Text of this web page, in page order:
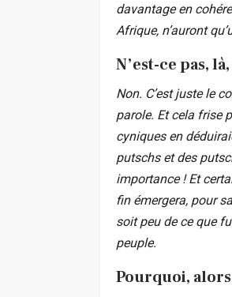
davantage en
Afrique, n’auront
N’est-ce pas,
Non. C’est juste le
parole. Et cela frise
cyniques en
putschs et des
importance ! Et
fin émergera, pour
soit peu de ce que
peuple.
Pourquoi,